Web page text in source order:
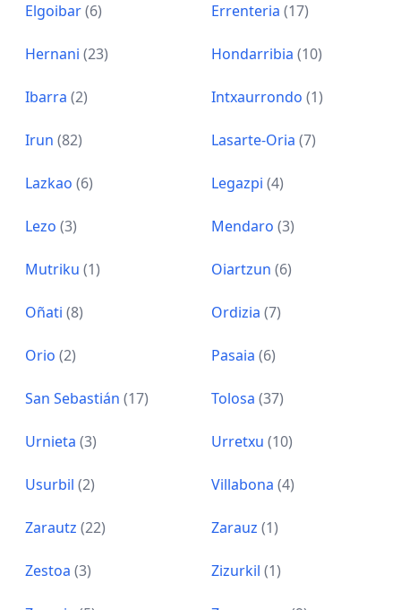
Elgoibar(6) Errenteria (17)
Hernani (23) Hondarribia (10)
Ibarra (2) Intxaurrondo (1)
Irun (82) Lasarte-Oria (7)
Lazkao (6) Legazpi (4)
Lezo (3) Mendaro (3)
Mutriku (1) Oiartzun (6)
Oñati (8) Ordizia (7)
Orio (2) Pasaia (6)
San Sebastián (17) Tolosa (37)
Urnieta (3) Urretxu (10)
Usurbil (2) Villabona (4)
Zarautz (22) Zarauz (1)
Zestoa (3) Zizurkil (1)